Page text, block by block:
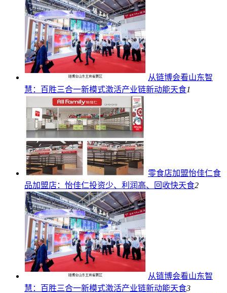
从链博会看山东智
慧：百胜三合一新模式激活产业链新动能天食1
零食店加盟怡佳仁食
品加盟店：怡佳仁投资少、利润高、回收快天食2
从链博会看山东智
慧：百胜三合一新模式激活产业链新动能天食3